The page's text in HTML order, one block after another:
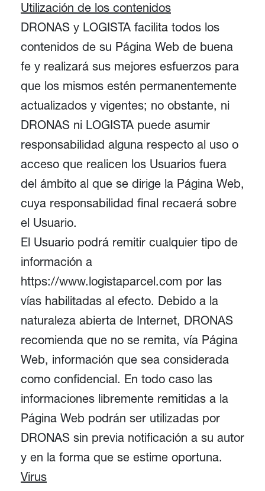
Utilización de los contenidos
DRONAS y LOGISTA facilita todos los
contenidos de su Página Web de buena
fe y realizará sus mejores esfuerzos para
que los mismos estén permanentemente
actualizados y vigentes; no obstante, ni
DRONAS ni LOGISTA puede asumir
responsabilidad alguna respecto al uso o
acceso que realicen los Usuarios fuera
del ámbito al que se dirige la Página Web,
cuya responsabilidad final recaerá sobre
el Usuario.
El Usuario podrá remitir cualquier tipo de
información a
https://www.logistaparcel.com por las
vías habilitadas al efecto. Debido a la
naturaleza abierta de Internet, DRONAS
recomienda que no se remita, vía Página
Web, información que sea considerada
como confidencial. En todo caso las
informaciones libremente remitidas a la
Página Web podrán ser utilizadas por
DRONAS sin previa notificación a su autor
y en la forma que se estime oportuna.
Virus